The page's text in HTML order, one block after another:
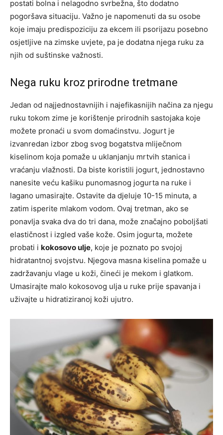
postati bolna i nelagodno svrbežna, što dodatno
pogoršava situaciju. Važno je napomenuti da su osobe
koje imaju predispoziciju za ekcem ili psorijazu posebno
osjetljive na zimske uvjete, pa je dodatna njega ruku za
njih od suštinske važnosti.
Nega ruku kroz prirodne tretmane
Jedan od najjednostavnijih i najefikasnijih načina za njegu
ruku tokom zime je korištenje prirodnih sastojaka koje
možete pronaći u svom domaćinstvu. Jogurt je
izvanredan izbor zbog svog bogatstva mliječnom
kiselinom koja pomaže u uklanjanju mrtvih stanica i
vraćanju vlažnosti. Da biste koristili jogurt, jednostavno
nanesite veću kašiku punomasnog jogurta na ruke i
lagano umasirajte. Ostavite da djeluje 10-15 minuta, a
zatim isperite mlakom vodom. Ovaj tretman, ako se
ponavlja svaka dva do tri dana, može značajno poboljšati
elastičnost i izgled vaše kože. Osim jogurta, možete
probati i kokosovo ulje, koje je poznato po svojoj
hidratantnoj svojstvu. Njegova masna kiselina pomaže u
zadržavanju vlage u koži, čineći je mekom i glatkom.
Umasirajte malo kokosovog ulja u ruke prije spavanja i
uživajte u hidratiziranoj koži ujutro.